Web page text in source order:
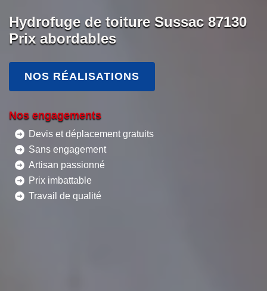
Hydrofuge de toiture Sussac 87130
Prix abordables
NOS RÉALISATIONS
Nos engagements
Devis et déplacement gratuits
Sans engagement
Artisan passionné
Prix imbattable
Travail de qualité